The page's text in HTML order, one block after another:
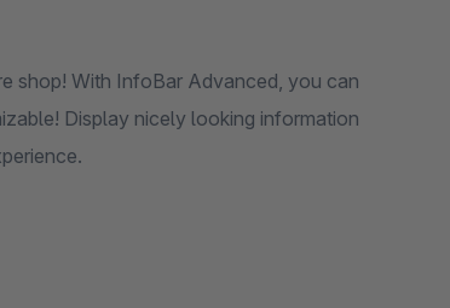
shop! With InfoBar Advanced, you can
Display nicely looking information